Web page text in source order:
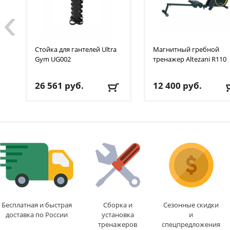
Стойка для гантелей Ultra
Gym UG002
26 561 руб.
1-2 дня
Магнитный гребной
тренажер Altezani R110
12 400 руб.
1-2 дня
‹
Бесплатная и быстрая
доставка по России
Сборка и
установка
тренажеров
Сезонные скидки
и
спецпредложения